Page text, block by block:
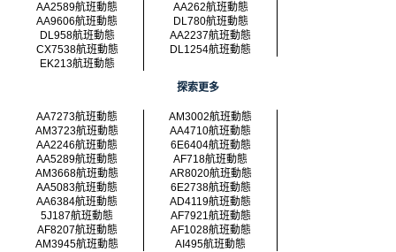
AA2589航班動態
AA262航班動態
AA9606航班動態
DL780航班動態
DL958航班動態
AA2237航班動態
CX7538航班動態
DL1254航班動態
EK213航班動態
探索更多
AA7273航班動態
AM3002航班動態
AM3723航班動態
AA4710航班動態
AA2246航班動態
6E6404航班動態
AA5289航班動態
AF718航班動態
AM3668航班動態
AR8020航班動態
AA5083航班動態
6E2738航班動態
AA6384航班動態
AD4119航班動態
5J187航班動態
AF7921航班動態
AF8207航班動態
AF1028航班動態
AM3945航班動態
AI495航班動態